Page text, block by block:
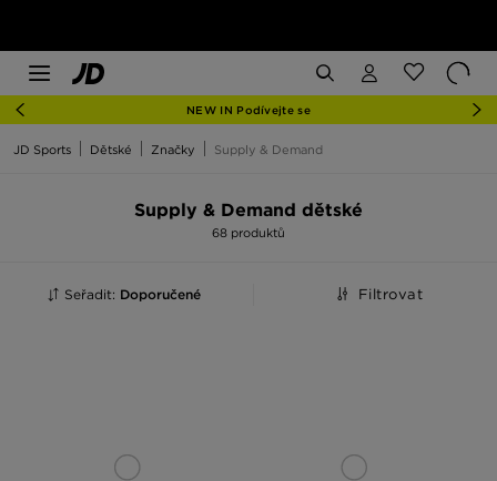
NEW IN Podívejte se
JD Sports Dětské Značky Supply & Demand
Supply & Demand dětské
68 produktů
Seřadit: Doporučené Filtrovat